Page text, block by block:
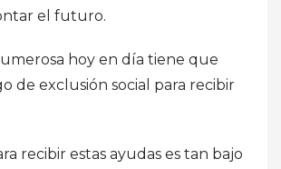
el futuro.
hoy en día tiene que
de exclusión social para recibir
recibir estas ayudas es tan bajo